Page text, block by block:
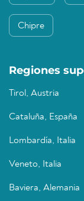
Chipre
Regiones
Tirol, Austria
Cataluña, España
Lombardía, Italia
Veneto, Italia
Baviera, Alemania